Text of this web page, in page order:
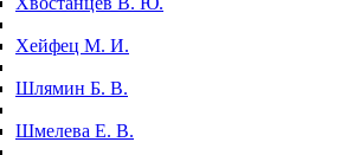
Хейфец М. И.
Шлямин Б. В.
Шмелева Е. В.